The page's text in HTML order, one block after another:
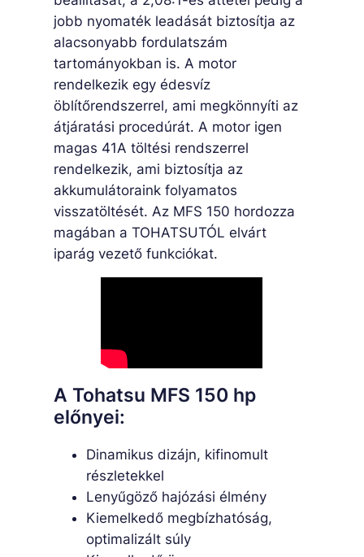
jobb nyomaték leadását biztosítja az
alacsonyabb fordulatszám
tartományokban is. A motor
rendelkezik egy édesvíz
öblítőrendszerrel, ami megkönnyíti az
átjáratási procedúrát. A motor igen
magas 41A töltési rendszerrel
rendelkezik, ami biztosítja az
akkumulátoraink folyamatos
visszatöltését. Az MFS 150 hordozza
magában a TOHATSUTÓL elvárt
iparág vezető funkciókat.
A Tohatsu MFS 150 hp
előnyei:
Dinamikus dizájn, kifinomult
részletekkel
Lenyűgöző hajózási élmény
Kiemelkedő megbízhatóság,
optimalizált súly